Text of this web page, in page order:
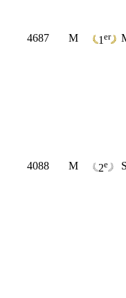
4687 M 1 er
4088 M 2e